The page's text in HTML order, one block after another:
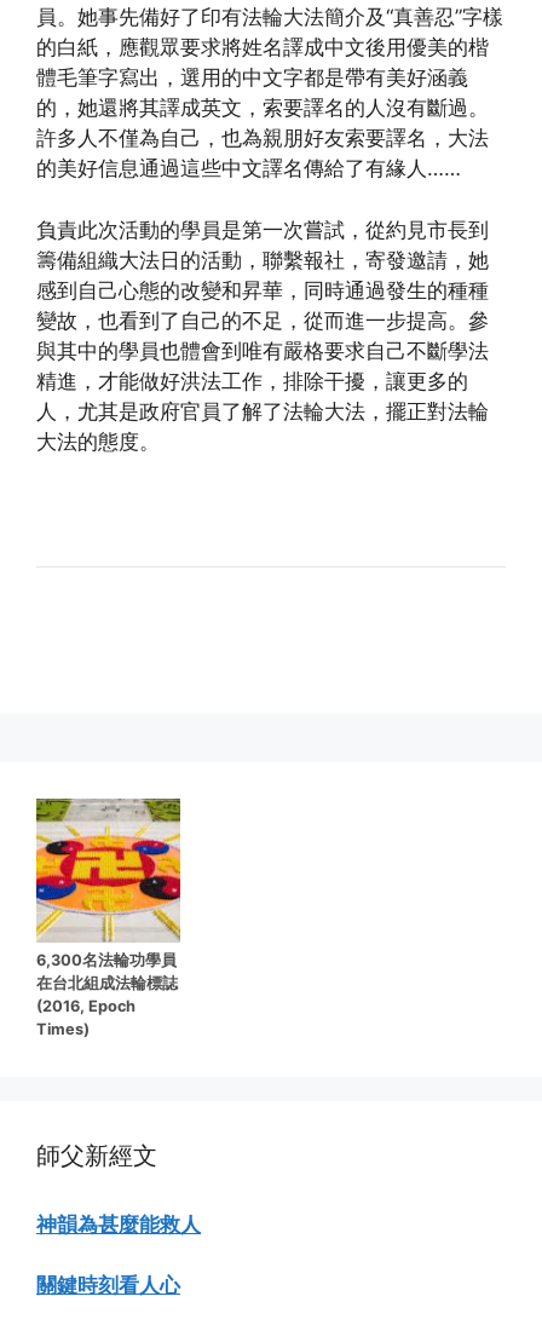
員。她事先備好了印有法輪大法簡介及“真善忍”字樣
的白紙，應觀眾要求將姓名譯成中文後用優美的楷
體毛筆字寫出，選用的中文字都是帶有美好涵義
的，她還將其譯成英文，索要譯名的人沒有斷過。
許多人不僅為自己，也為親朋好友索要譯名，大法
的美好信息通過這些中文譯名傳給了有緣人……
負責此次活動的學員是第一次嘗試，從約見市長到
籌備組織大法日的活動，聯繫報社，寄發邀請，她
感到自己心態的改變和昇華，同時通過發生的種種
變故，也看到了自己的不足，從而進一步提高。參
與其中的學員也體會到唯有嚴格要求自己不斷學法
精進，才能做好洪法工作，排除干擾，讓更多的
人，尤其是政府官員了解了法輪大法，擺正對法輪
大法的態度。
6,300名法輪功學員
在台北組成法輪標誌
(2016, Epoch
Times)
師父新經文
神韻為甚麼能救人
關鍵時刻看人心